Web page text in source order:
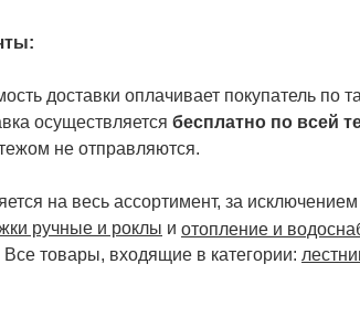
:
доставки оплачивает покупатель
осуществляется бесплатно по всей
не отправляются.
на весь ассортимент, за
ручные и роклы и отопление и
Все товары, входящие в категории: